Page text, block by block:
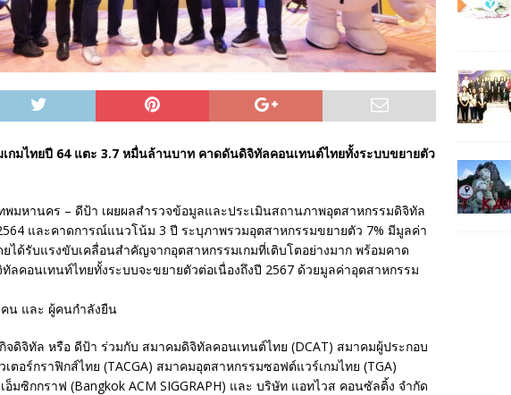
กมไทยปี 64 แตะ 3.7 หมื่นล้านบาท คาดดันดิจิทัลคอนเทนต์ไทยทั้งระบบขยายตัว
พมหานคร – ดีป้า เผยผลสำรวจข้อมูลและประเมินสถานภาพอุตสาหกรรมดิจิทัล
และคาดการณ์แนวโน้ม 3 ปี ระบุภาพรวมอุตสาหกรรมขยายตัว 7% มีมูลค่า
ได้รับแรงขับเคลื่อนสำคัญจากอุตสาหกรรมเกมที่เติบโตอย่างมาก พร้อมคาด
ลคอนเทนท์ไทยทั้งระบบจะขยายตัวต่อเนื่องถึงปี 2567 ด้วยมูลค่าอุตสาหกรรม
จดิจิทัล หรือ ดีป้า ร่วมกับ สมาคมดิจิทัลคอนเทนต์ไทย (DCAT) สมาคมผู้ประกอบ
ตอร์กราฟิกส์ไทย (TACGA) สมาคมอุตสาหกรรมซอฟต์แวร์เกมไทย (TGA)
อ็มซิกกราฟ (Bangkok ACM SIGGRAPH) และ บริษัท แอทไวส คอนซัลติ้ง จำกัด